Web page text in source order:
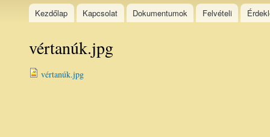
Kollégium
Kezdőlap Kapcsolat Dokumentumok Felvételi
vértanúk.jpg
vértanúk.jpg